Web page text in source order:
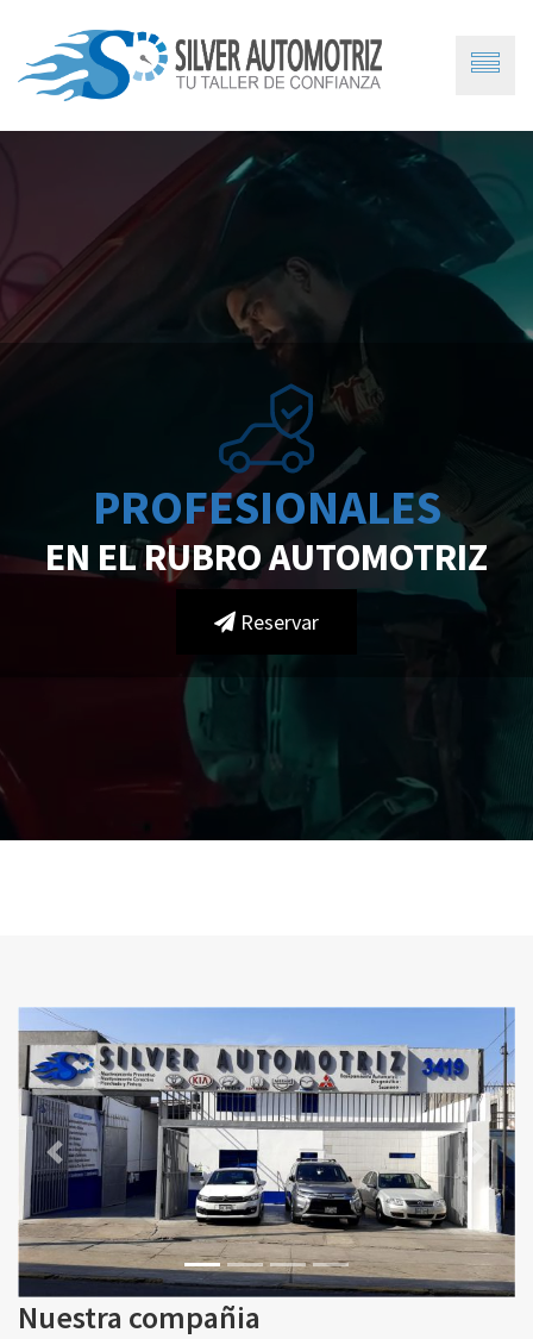
PROFESIONALES
EN EL RUBRO AUTOMOTRIZ
Reservar
Previous Next
Nuestra compañia